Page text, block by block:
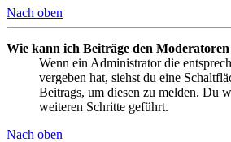
Nach oben
Wie kann ich Beiträge den Moderatoren
Wenn ein Administrator die
vergeben hat, siehst du eine
Beitrags, um diesen zu melden. Du
weiteren Schritte geführt.
Nach oben